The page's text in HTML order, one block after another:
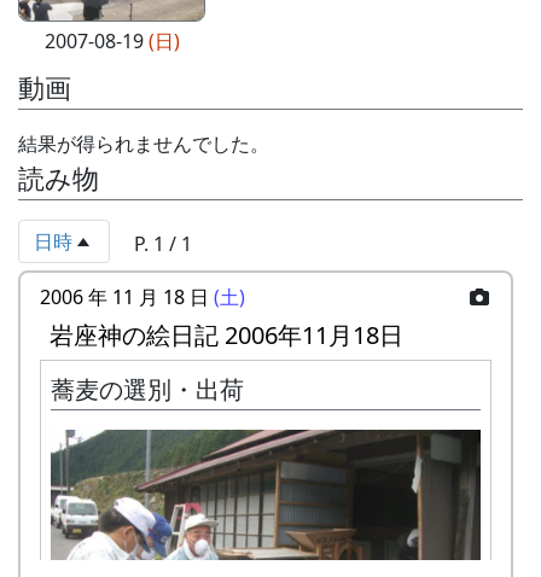
2007-08-19(日)
動画
結果が得られませんでした。
読み物
日時
P. 1 / 1
2006 年 11 月 18 日 (土)
岩座神の絵日記 2006年11月18日
蕎麦の選別・出荷